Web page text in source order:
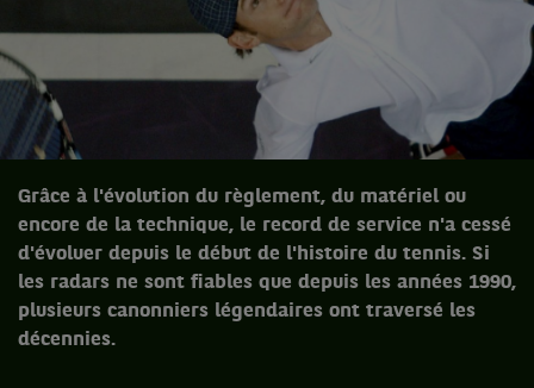
Grâce à l'évolution du règlement, du matériel ou
encore de la technique, le record de service n'a cessé
d'évoluer depuis le début de l'histoire du tennis. Si
les radars ne sont fiables que depuis les années 1990,
plusieurs canonniers légendaires ont traversé les
décennies.